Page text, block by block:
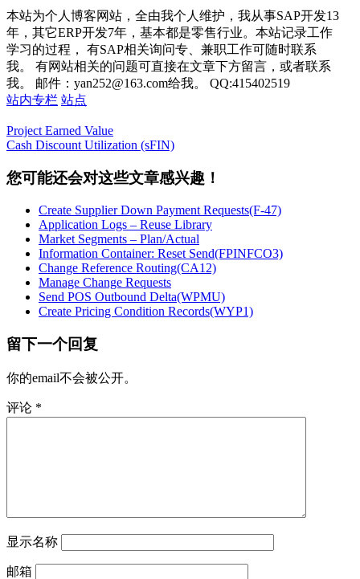
本站为个人博客网站，全由我个人维护，我从事SAP开发13
年，其它ERP开发7年，基本都是零售行业。本站记录工作
学习的过程， 有SAP相关询问专、兼职工作可随时联系
我。 有网站相关的问题可直接在文章下方留言，或者联系
我。 邮件：yan252@163.com给我。 QQ:415402519
站内专栏 站点
Project Earned Value
Cash Discount Utilization (sFIN)
您可能还会对这些文章感兴趣！
Create Supplier Down Payment Requests(F-47)
Application Logs – Reuse Library
Market Segments – Plan/Actual
Information Container: Reset Send(FPINFCO3)
Change Reference Routing(CA12)
Manage Change Requests
Send POS Outbound Delta(WPMU)
Create Pricing Condition Records(WYP1)
留下一个回复
你的email不会被公开。
评论 *
显示名称
邮箱